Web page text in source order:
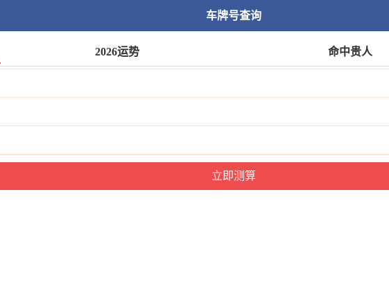
车牌号查询
2026运势 命中贵人